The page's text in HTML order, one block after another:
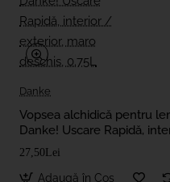
Danke
Vopsea alchidică pentru
Danke! Uscare Rapidă,
0.75L
27,50Lei
Adaugă în Coş